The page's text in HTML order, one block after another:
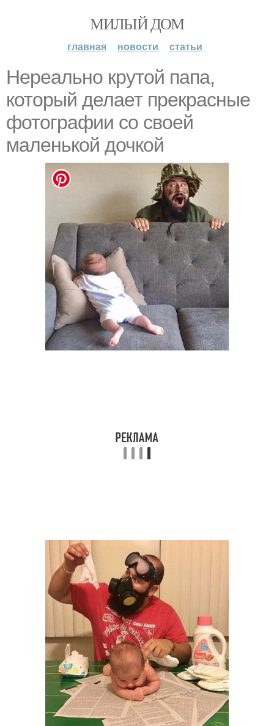
МИЛЫЙ ДОМ
главная новости статьи
Нереально крутой папа,
который делает прекрасные
фотографии со своей
маленькой дочкой